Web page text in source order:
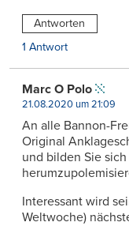
Antworten
1 Antwort
Marc O Polo
21.08.2020 um 21:09
An alle Bannon-
Original
und bilden Sie
Interessant wird
Weltwoche)